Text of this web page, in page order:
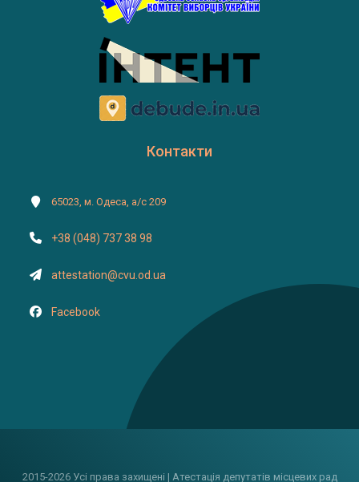
Контакти
65023, м. Одеса, а/с 209
+38 (048) 737 38 98
attestation@cvu.od.ua
Facebook
2015-2026 Усі права захищені | Атестація депутатів місцевих рад